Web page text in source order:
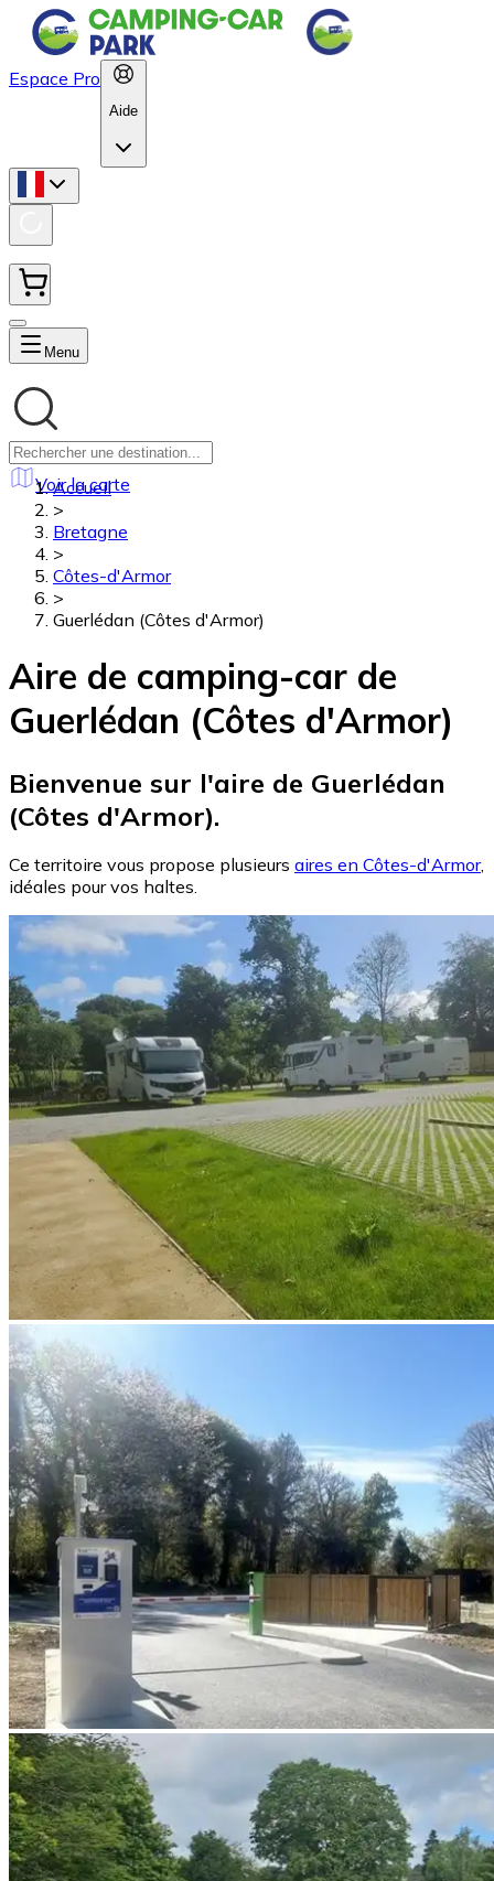
Espace Pro
Aide
Menu
Voir la carte
Accueil
>
Bretagne
>
Côtes-d'Armor
>
Guerlédan (Côtes d'Armor)
Aire de camping-car de
Guerlédan (Côtes d'Armor)
Bienvenue sur l'aire de Guerlédan
(Côtes d'Armor).
Ce territoire vous propose plusieurs aires en Côtes-d'Armor,
idéales pour vos haltes.